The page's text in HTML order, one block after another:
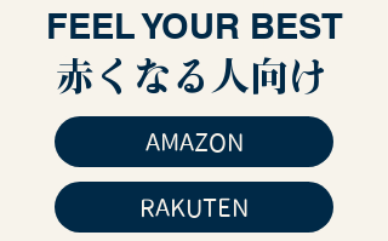
FEEL YOUR BEST
​赤くなる人向け
AMAZON
RAKUTEN